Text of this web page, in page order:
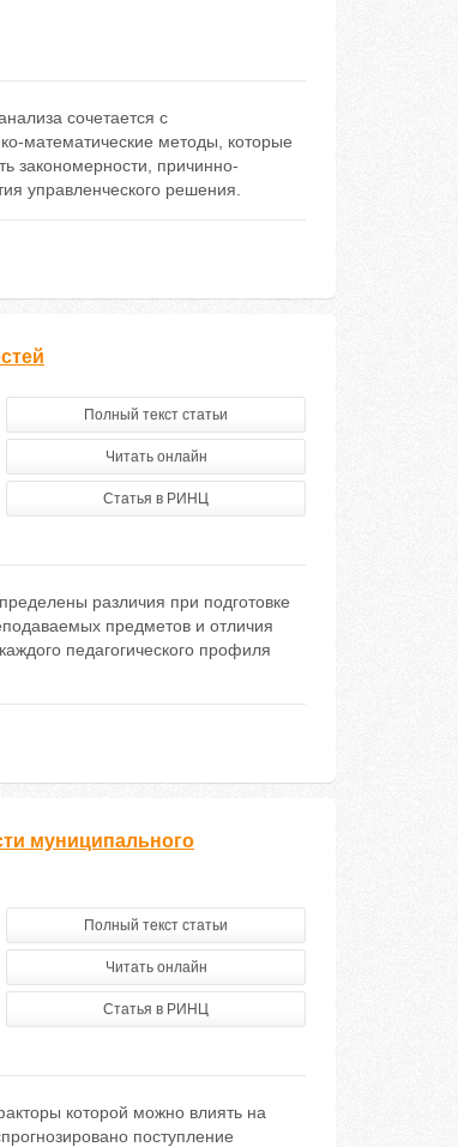
сочетается с
математические методы, которые
закономерности, причинно-
управленческого решения.
Полный текст статьи
Читать онлайн
Статья в РИНЦ
различия при подготовке
предметов и отличия
педагогического профиля
муниципального
Полный текст статьи
Читать онлайн
Статья в РИНЦ
которой можно влиять на
поступление